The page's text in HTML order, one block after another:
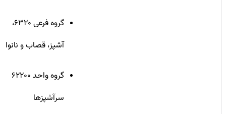
گروه فرعی ۶۳۲۰،
آشپز، قصاب و نانوا
گروه واحد ۶۲۲۰۰
سرآشپزها